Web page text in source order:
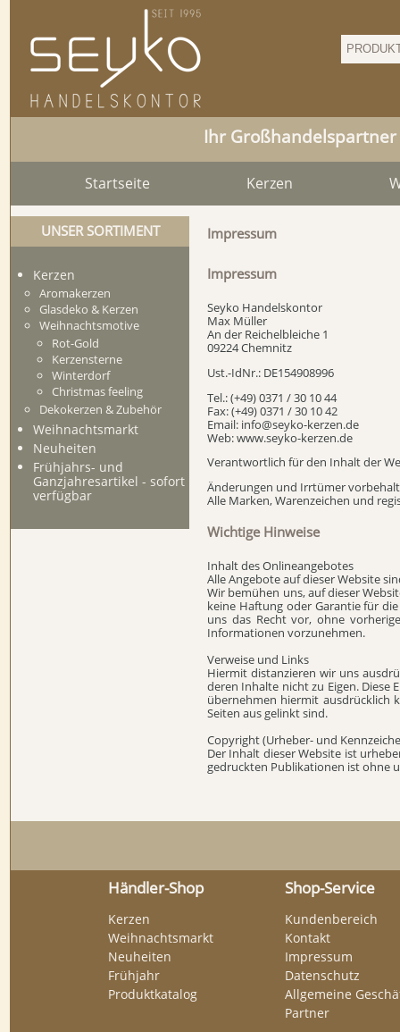
Ihr
Startseite Kerzen
Impressum
Impressum
Seyko Handelskontor
Max Müller
An der Reichelbleiche 1
09224 Chemnitz
Ust.-IdNr.: DE154908996
Tel.: (+49) 0371 / 30 10 44
Fax: (+49) 0371 / 30 10 42
Email: info@seyko-kerzen.de
Web: www.seyko-kerzen.de
Verantwortlich für den Inhalt der
Änderungen und Irrtümer
Alle Marken, Warenzeichen und
Wichtige Hinweise
Inhalt des Onlineangebotes
Alle Angebote auf dieser Website
Wir bemühen uns, auf dieser
keine Haftung oder Garantie für
uns das Recht vor, ohne
Informationen vorzunehmen.
Verweise und Links
Hiermit distanzieren wir uns
deren Inhalte nicht zu Eigen. Diese
übernehmen hiermit ausdrücklich
Seiten aus gelinkt sind.
Copyright (Urheber- und
Der Inhalt dieser Website ist
gedruckten Publikationen ist ohne
UNSER SORTIMENT
Kerzen
Aromakerzen
Glasdeko & Kerzen
Weihnachtsmotive
Rot-Gold
Kerzensterne
Winterdorf
Christmas feeling
Dekokerzen & Zubehör
Weihnachtsmarkt
Neuheiten
Frühjahrs- und
Ganzjahresartikel - sofort
verfügbar
Händler-Shop Shop-Service
Kerzen
Weihnachtsmarkt
Neuheiten
Frühjahr
Produktkatalog
Kundenbereich
Kontakt
Impressum
Datenschutz
Allgemeine
Partner